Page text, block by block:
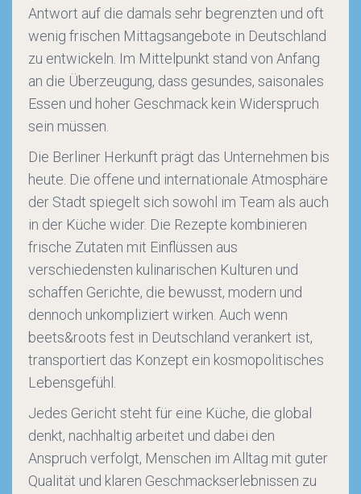
Antwort auf die damals sehr begrenzten und oft
wenig frischen Mittagsangebote in Deutschland
zu entwickeln. Im Mittelpunkt stand von Anfang
an die Überzeugung, dass gesundes, saisonales
Essen und hoher Geschmack kein Widerspruch
sein müssen.
Die Berliner Herkunft prägt das Unternehmen bis
heute. Die offene und internationale Atmosphäre
der Stadt spiegelt sich sowohl im Team als auch
in der Küche wider. Die Rezepte kombinieren
frische Zutaten mit Einflüssen aus
verschiedensten kulinarischen Kulturen und
schaffen Gerichte, die bewusst, modern und
dennoch unkompliziert wirken. Auch wenn
beets&roots fest in Deutschland verankert ist,
transportiert das Konzept ein kosmopolitisches
Lebensgefühl.
Jedes Gericht steht für eine Küche, die global
denkt, nachhaltig arbeitet und dabei den
Anspruch verfolgt, Menschen im Alltag mit guter
Qualität und klaren Geschmackserlebnissen zu